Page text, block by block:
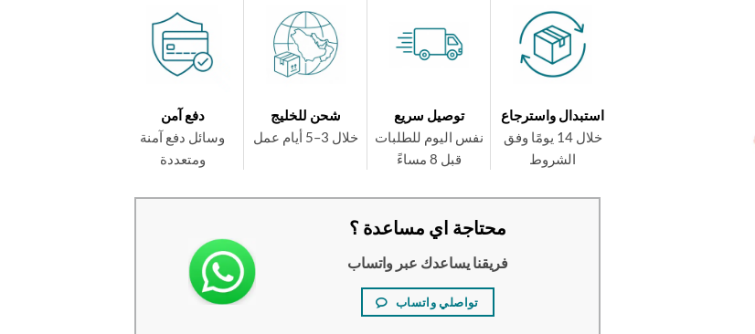
استبدال واسترجاع
خلال 14 يومًا وفق
الشروط
توصيل سريع
نفس اليوم للطلبات
قبل 8 مساءً
شحن للخليج
خلال 3–5 أيام عمل
دفع آمن
وسائل دفع آمنة
ومتعددة
محتاجة اي مساعدة ؟
فريقنا يساعدك عبر واتساب
تواصلي واتساب